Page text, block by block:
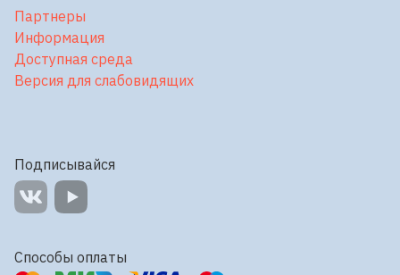
Партнеры
Информация
Доступная среда
Версия для слабовидящих
Подписывайся
Способы оплаты